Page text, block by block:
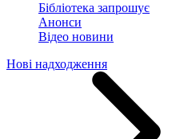
Бібліотека запрошує
Анонси
Відео новини
Нові надходження